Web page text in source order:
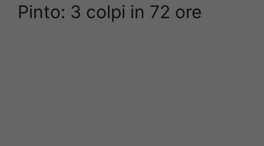
Pinto: 3 colpi in 72 ore